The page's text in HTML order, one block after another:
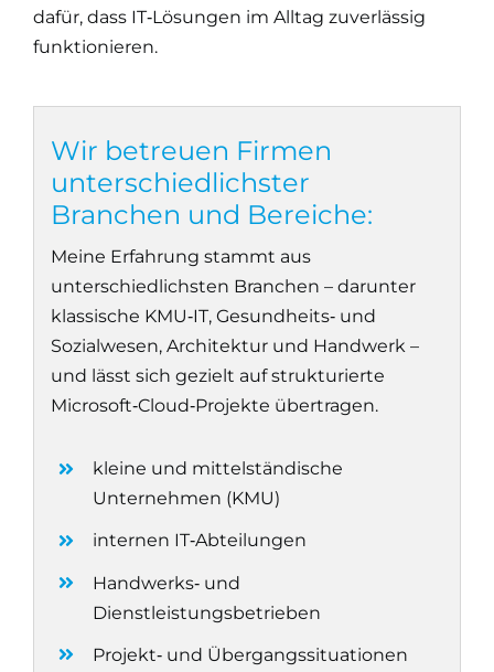
dafür, dass IT‑Lösungen im Alltag zuverlässig
funktionieren.
Wir betreuen Firmen
unterschiedlichster
Branchen und Bereiche:
Meine Erfahrung stammt aus
unterschiedlichsten Branchen – darunter
klassische KMU‑IT, Gesundheits‑ und
Sozialwesen, Architektur und Handwerk –
und lässt sich gezielt auf strukturierte
Microsoft‑Cloud‑Projekte übertragen.
kleine und mittelständische
Unternehmen (KMU)
internen IT‑Abteilungen
Handwerks‑ und
Dienstleistungsbetrieben
Projekt‑ und Übergangssituationen